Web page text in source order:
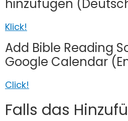
hinzufügen
Klick!
Add Bible Reading
Google Calendar
Click!
Falls das